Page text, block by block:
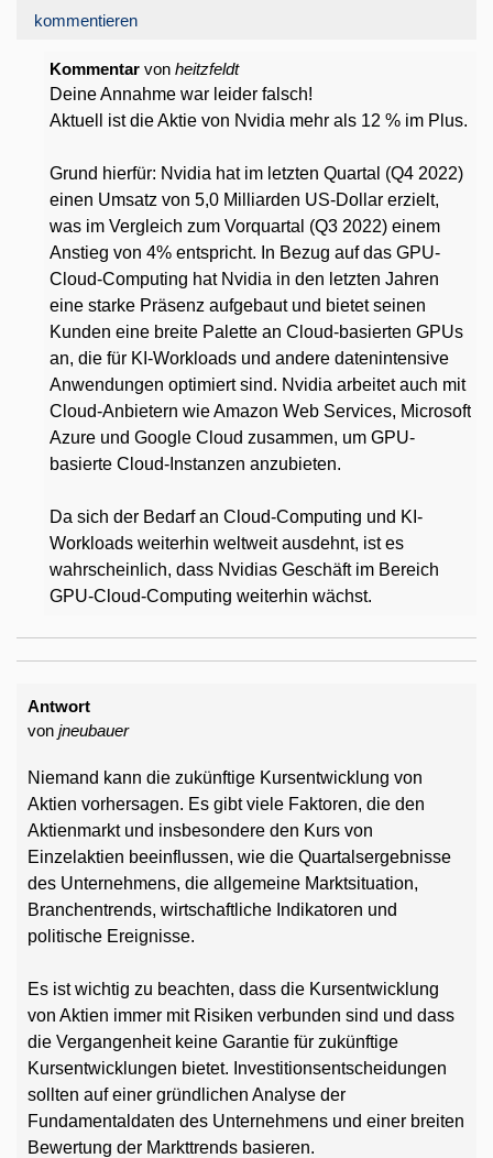
kommentieren
Kommentar von heitzfeldt
Deine Annahme war leider falsch!
Aktuell ist die Aktie von Nvidia mehr als 12 % im Plus.
Grund hierfür: Nvidia hat im letzten Quartal (Q4 2022)
einen Umsatz von 5,0 Milliarden US-Dollar erzielt,
was im Vergleich zum Vorquartal (Q3 2022) einem
Anstieg von 4% entspricht. In Bezug auf das GPU-
Cloud-Computing hat Nvidia in den letzten Jahren
eine starke Präsenz aufgebaut und bietet seinen
Kunden eine breite Palette an Cloud-basierten GPUs
an, die für KI-Workloads und andere datenintensive
Anwendungen optimiert sind. Nvidia arbeitet auch mit
Cloud-Anbietern wie Amazon Web Services, Microsoft
Azure und Google Cloud zusammen, um GPU-
basierte Cloud-Instanzen anzubieten.
Da sich der Bedarf an Cloud-Computing und KI-
Workloads weiterhin weltweit ausdehnt, ist es
wahrscheinlich, dass Nvidias Geschäft im Bereich
GPU-Cloud-Computing weiterhin wächst.
Antwort
von jneubauer
Niemand kann die zukünftige Kursentwicklung von
Aktien vorhersagen. Es gibt viele Faktoren, die den
Aktienmarkt und insbesondere den Kurs von
Einzelaktien beeinflussen, wie die Quartalsergebnisse
des Unternehmens, die allgemeine Marktsituation,
Branchentrends, wirtschaftliche Indikatoren und
politische Ereignisse.
Es ist wichtig zu beachten, dass die Kursentwicklung
von Aktien immer mit Risiken verbunden sind und dass
die Vergangenheit keine Garantie für zukünftige
Kursentwicklungen bietet. Investitionsentscheidungen
sollten auf einer gründlichen Analyse der
Fundamentaldaten des Unternehmens und einer breiten
Bewertung der Markttrends basieren.